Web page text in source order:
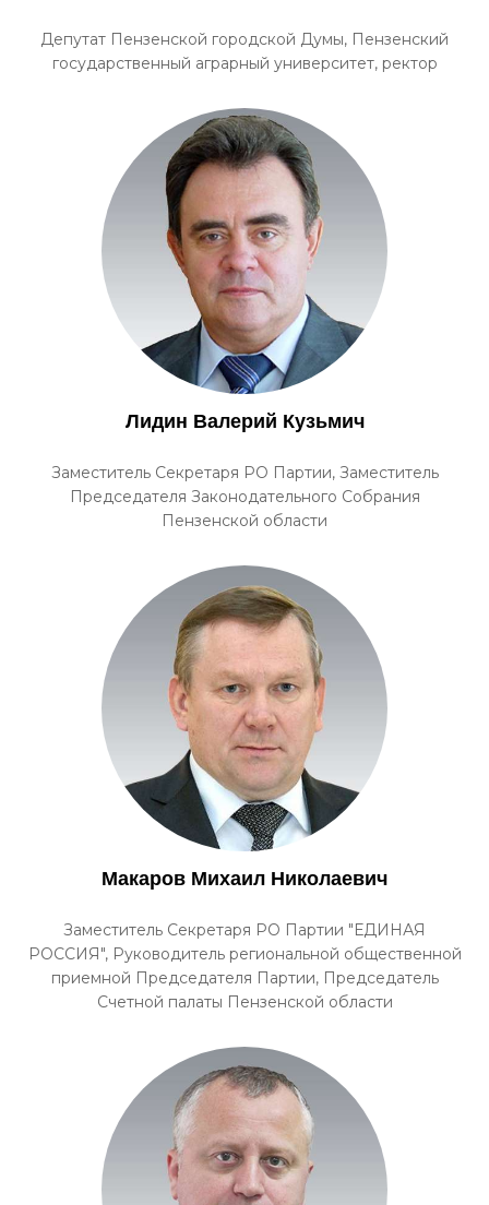
Депутат Пензенской городской Думы, Пензенский
государственный аграрный университет, ректор
Лидин Валерий Кузьмич
Заместитель Секретаря РО Партии, Заместитель
Председателя Законодательного Собрания
Пензенской области
Макаров Михаил Николаевич
Заместитель Секретаря РО Партии "ЕДИНАЯ
РОССИЯ", Руководитель региональной общественной
приемной Председателя Партии, Председатель
Счетной палаты Пензенской области